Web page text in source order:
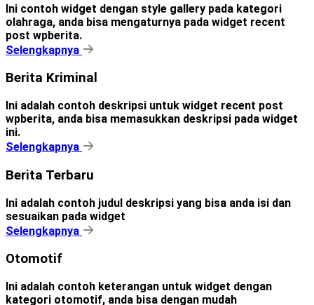
Ini contoh widget dengan style gallery pada kategori
olahraga, anda bisa mengaturnya pada widget recent
post wpberita.
Selengkapnya
Berita Kriminal
Ini adalah contoh deskripsi untuk widget recent post
wpberita, anda bisa memasukkan deskripsi pada widget
ini.
Selengkapnya
Berita Terbaru
Ini adalah contoh judul deskripsi yang bisa anda isi dan
sesuaikan pada widget
Selengkapnya
Otomotif
Ini adalah contoh keterangan untuk widget dengan
kategori otomotif, anda bisa dengan mudah